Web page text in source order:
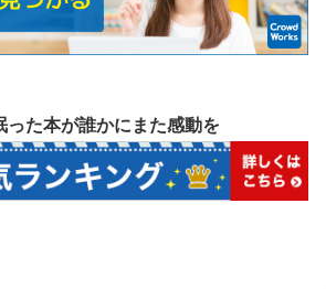
った本が誰かにまた感動を